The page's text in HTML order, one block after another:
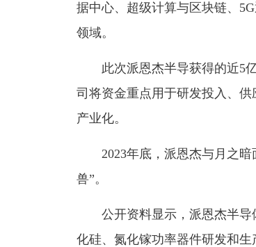
据中心、超级计算与区块链、
领域。
此次派恩杰半导获得的近5亿
司将资金重点用于研发投入、
产业化。
2023年底，派恩杰与月之暗
兽”。
公开资料显示，派恩杰半导
化硅、氮化镓功率器件研发和